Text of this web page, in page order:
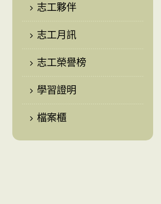
志工夥伴
志工月訊
志工榮譽榜
學習證明
檔案櫃